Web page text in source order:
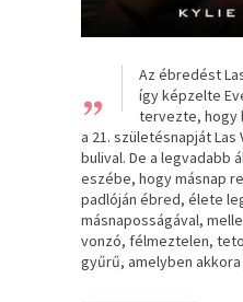
„
Az ébredést
így képzelte
tervezte, hogy
a 21. születésnapját Las
bulival. De a legvadabb
eszébe, hogy másnap
padlóján ébred, élete
másnaposságával,
vonzó, félmeztelen,
gyűrű, amelyben